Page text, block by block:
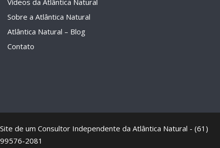
Sobre a Atlântica Natural
Atlântica Natural – Blog
Contato
Site de um Consultor Independente da Atlântica Natural - (61)
99576-2081